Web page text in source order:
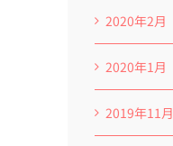
2020年2月
2020年1月
2019年11月